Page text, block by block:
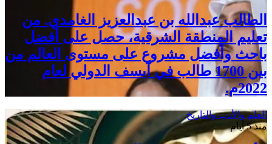
الطالب عبدالله بن عبدالعزيز الغامدي. من
تعليم المنطقة الشرقية، حصل على أفضل
باحث وأفضل مشروع على مستوى العالم من
بين 1700 طالب في آيسف الدولي لعام
2022م.
العلم والأدب والتاريخ
منذ 5 أيام